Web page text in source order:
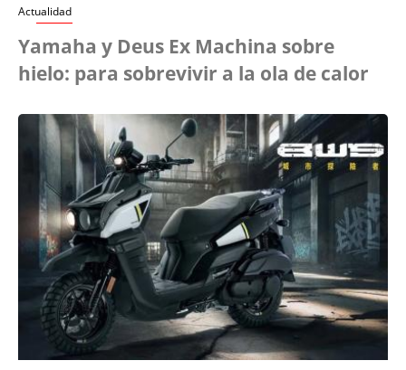
Actualidad
Yamaha y Deus Ex Machina sobre
hielo: para sobrevivir a la ola de calor